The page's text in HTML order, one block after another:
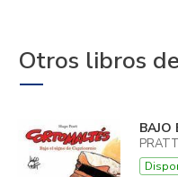
Otros libros
BAJO